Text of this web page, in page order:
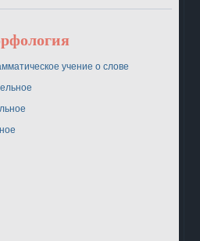
учение о слове